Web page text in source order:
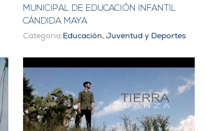
MUNICIPAL DE EDUCACIÓN INFANTIL
CÁNDIDA MAYA
Categoria:Educación, Juventud y Deportes